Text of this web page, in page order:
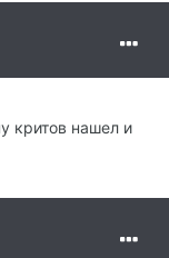
критов нашел и